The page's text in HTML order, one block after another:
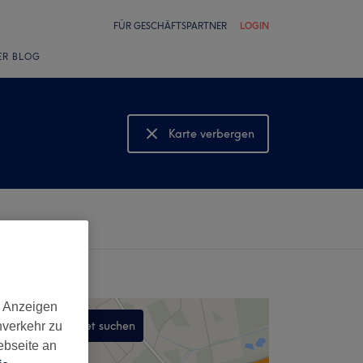
FÜR GESCHÄFTSPARTNER LOGIN
BLOG
Karte verbergen
Karte anzeigen
In diesem Gebiet suchen
,
zu
an